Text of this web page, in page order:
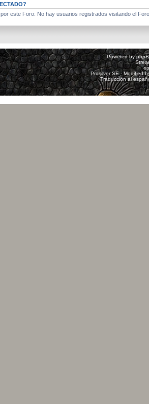
este Foro: No hay usuarios registrados visitando el
Powered by
Prosilver SE - Modified
Traducción al